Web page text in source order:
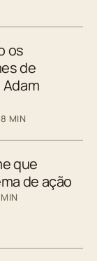
os
de
MIN
que
de ação